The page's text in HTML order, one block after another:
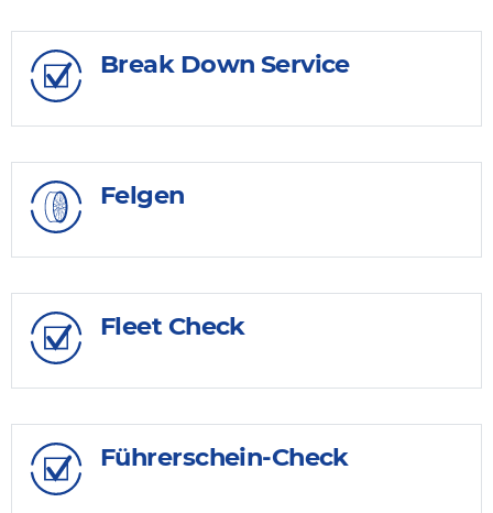
Break Down Service
Felgen
Fleet Check
Führerschein-Check